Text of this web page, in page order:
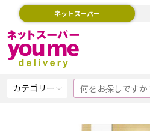
ネットスーパー
カテゴリー